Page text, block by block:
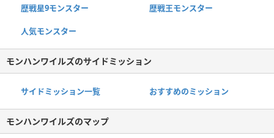
歴戦星9モンスター 歴戦王モンスター
人気モンスター
モンハンワイルズのサイドミッション
サイドミッション一覧 おすすめのミッション
モンハンワイルズのマップ